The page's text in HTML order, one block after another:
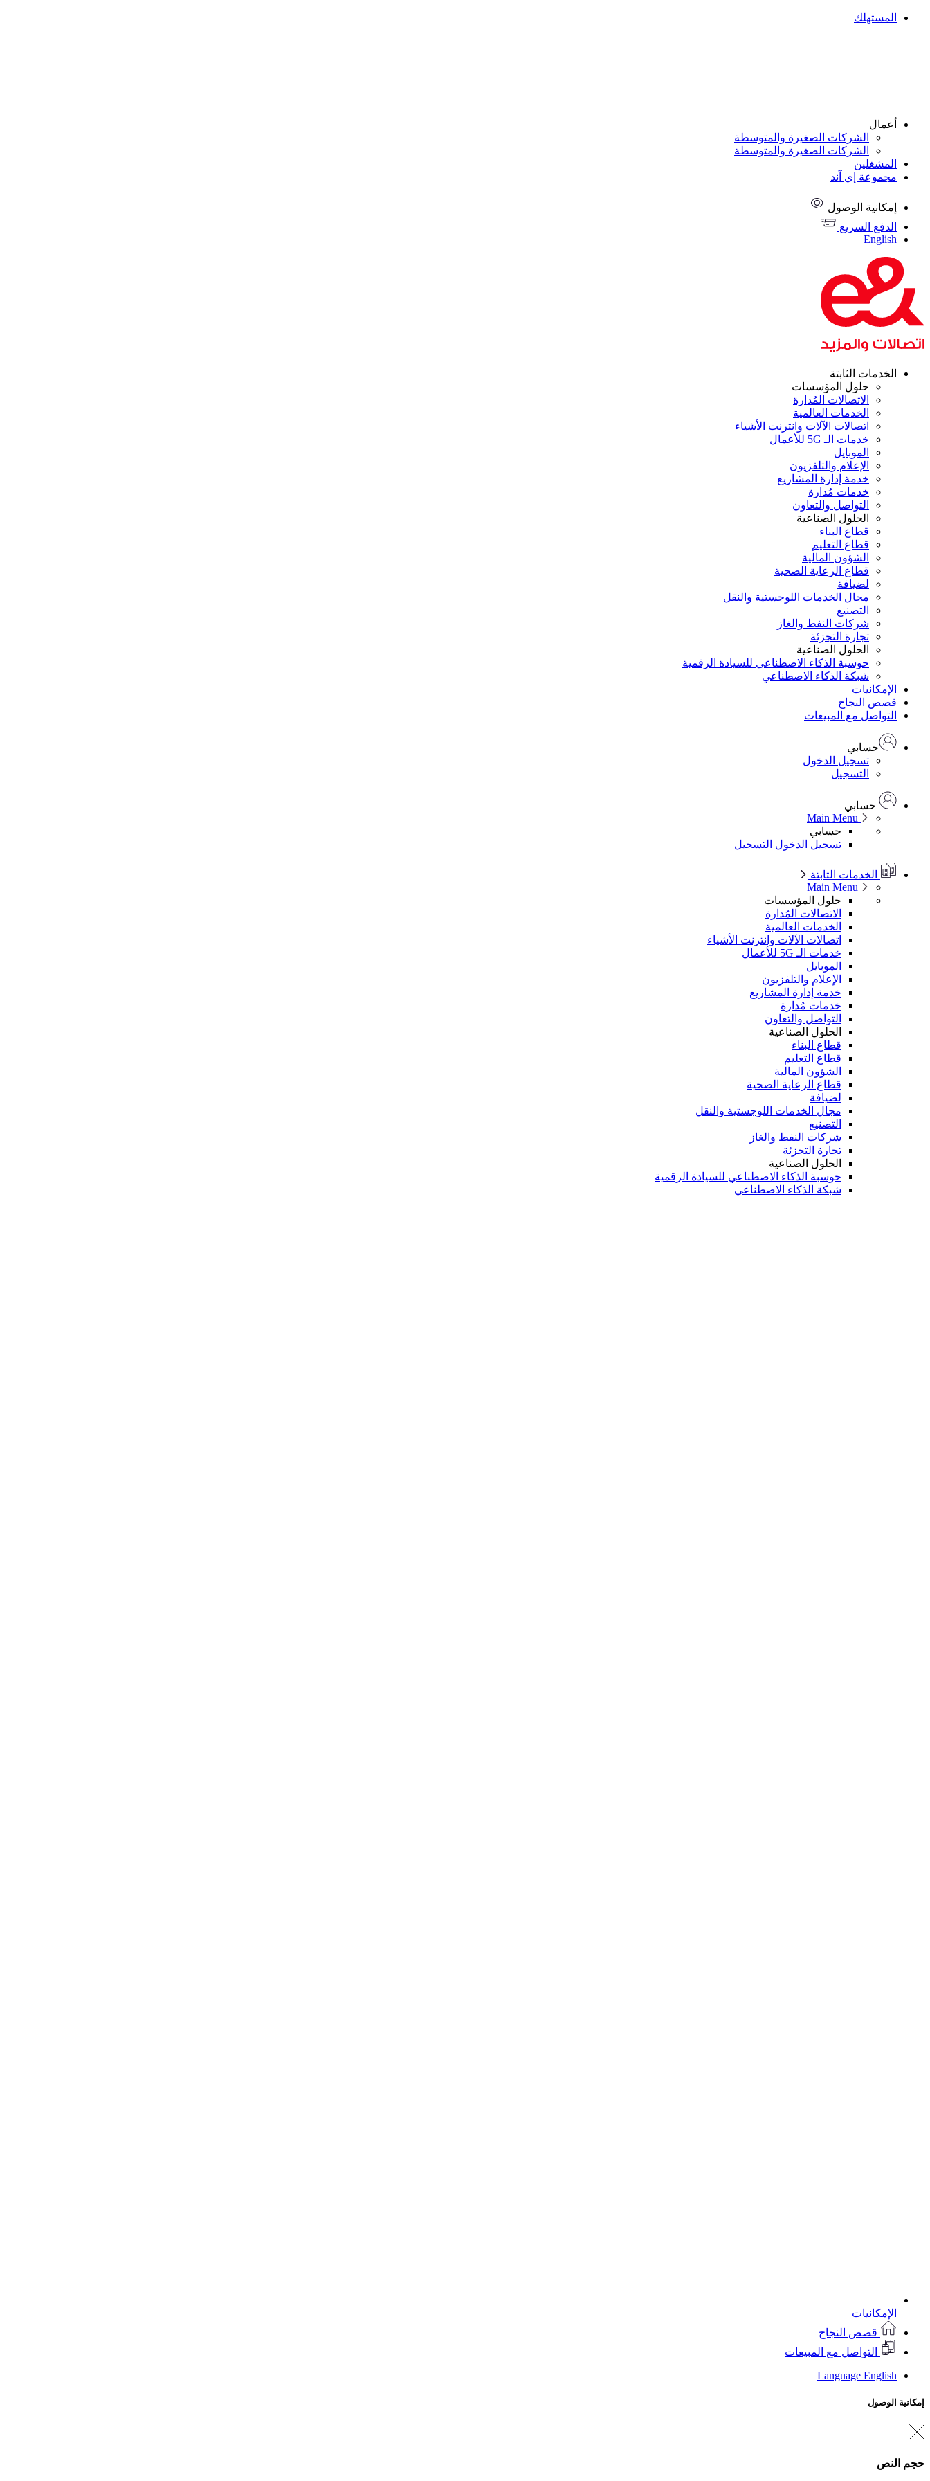
المستهلك
أعمال
الشركات الصغيرة والمتوسطة
الشركات الصغيرة والمتوسطة
المشغلين
مجموعة إي آند
إمكانية الوصول
الدفع السريع
English
الخدمات الثابتة
حلول المؤسسات
الاتصالات المُدارة
الخدمات العالمية
اتصالات الآلات وانترنت الأشياء
خدمات الـ 5G للأعمال
الموبايل
الإعلام والتلفزيون
خدمة إدارة المشاريع
خدمات مُدارة
التواصل والتعاون
الحلول الصناعية
قطاع البناء
قطاع التعليم
الشؤون المالية
قطاع الرعاية الصحية
لضيافة
مجال الخدمات اللوجستية والنقل
التصنيع
شركات النفط والغاز
تجارة التجزئة
الحلول الصناعية
حوسبة الذكاء الاصطناعي للسيادة الرقمية
شبكة الذكاء الاصطناعي
الإمكانيات
قصص النجاح
التواصل مع المبيعات
حسابي
تسجيل الدخول
التسجيل
حسابي
حسابي
تسجيل الدخول التسجيل
الخدمات الثابتة
حلول المؤسسات
الاتصالات المُدارة
الخدمات العالمية
اتصالات الآلات وانترنت الأشياء
خدمات الـ 5G للأعمال
الموبايل
الإعلام والتلفزيون
خدمة إدارة المشاريع
خدمات مُدارة
التواصل والتعاون
الحلول الصناعية
قطاع البناء
قطاع التعليم
الشؤون المالية
قطاع الرعاية الصحية
لضيافة
مجال الخدمات اللوجستية والنقل
التصنيع
شركات النفط والغاز
تجارة التجزئة
الحلول الصناعية
حوسبة الذكاء الاصطناعي للسيادة الرقمية
شبكة الذكاء الاصطناعي
الإمكانيات
قصص النجاح
التواصل مع المبيعات
Language English
إمكانية الوصول
حجم النص